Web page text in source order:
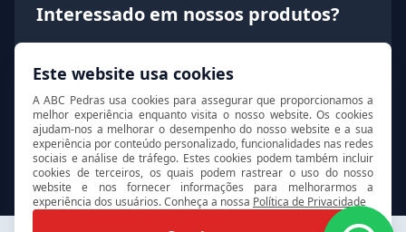
Este website usa cookies
A ABC Pedras usa cookies para assegurar que proporcionamos a
melhor experiência enquanto visita o nosso website. Os cookies
ajudam-nos a melhorar o desempenho do nosso website e a sua
experiência por conteúdo personalizado, funcionalidades nas redes
sociais e análise de tráfego. Estes cookies podem também incluir
cookies de terceiros, os quais podem rastrear o uso do nosso
website e nos fornecer informações para melhorarmos a
experiência dos usuários. Conheça a nossa Política de Privacidade
Interessado em nossos produtos?
Solicitar orçamento